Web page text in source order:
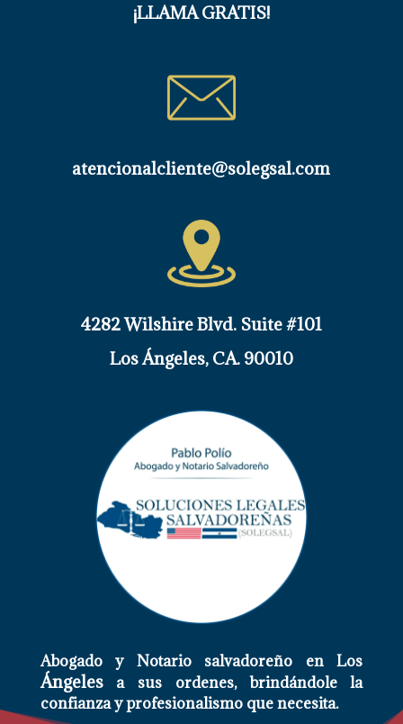
¡LLAMA GRATIS!
atencionalcliente@solegsal.com
4282 Wilshire Blvd. Suite #101
LosÁngeles, CA. 90010
Abogado y Notario salvadoreño en Los
Ángelesa sus ordenes,brindándolela
confianza y profesionalismo que necesita.